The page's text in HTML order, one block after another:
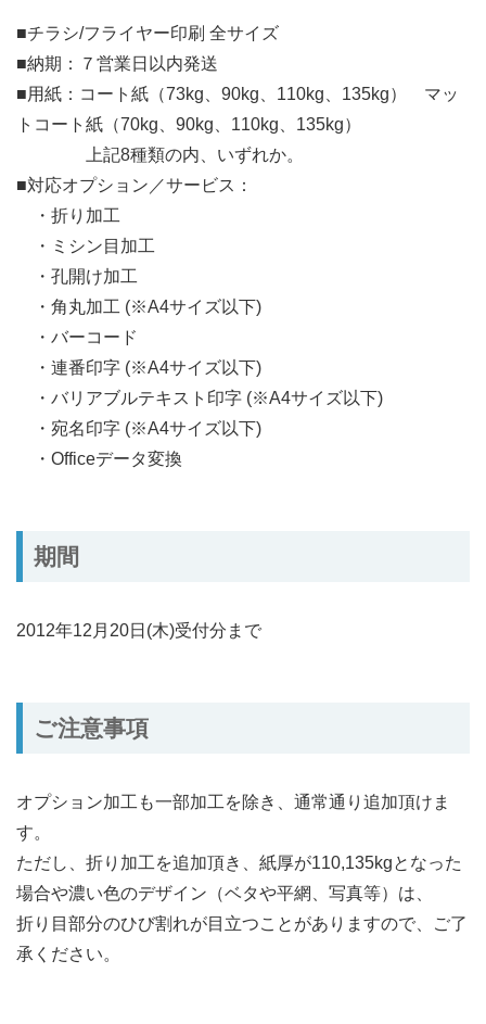
■チラシ/フライヤー印刷 全サイズ
■納期：７営業日以内発送
■用紙：コート紙（73kg、90kg、110kg、135kg） マッ
トコート紙（70kg、90kg、110kg、135kg）
上記8種類の内、いずれか。
■対応オプション／サービス：
・折り加工
・ミシン目加工
・孔開け加工
・角丸加工 (※A4サイズ以下)
・バーコード
・連番印字 (※A4サイズ以下)
・バリアブルテキスト印字 (※A4サイズ以下)
・宛名印字 (※A4サイズ以下)
・Officeデータ変換
期間
2012年12月20日(木)受付分まで
ご注意事項
オプション加工も一部加工を除き、通常通り追加頂けま
す。
ただし、折り加工を追加頂き、紙厚が110,135kgとなった
場合や濃い色のデザイン（ベタや平網、写真等）は、
折り目部分のひび割れが目立つことがありますので、ご了
承ください。